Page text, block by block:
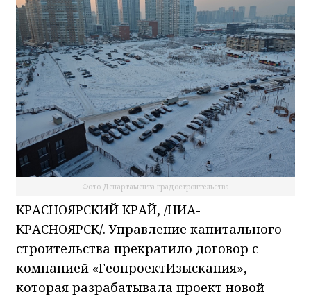
Фото Департамента градостроительства
КРАСНОЯРСКИЙ КРАЙ, /НИА-
КРАСНОЯРСК/. Управление капитального
строительства прекратило договор с
компанией «ГеопроектИзыскания»,
которая разрабатывала проект новой